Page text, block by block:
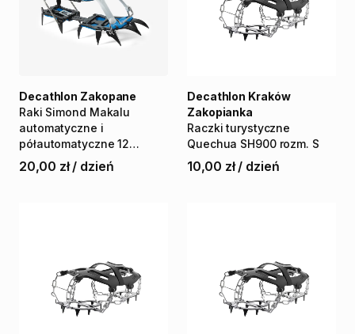
Raki Simond Makalu
automatyczne i
półautomatyczne 12
zębów
Decathlon Zakopane
20,00 zł / dzień
Raczki turystyczne
Quechua SH900 rozm. S
Decathlon Kraków
Zakopianka
10,00 zł / dzień